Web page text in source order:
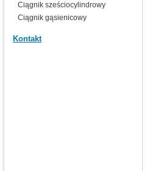
Ciągnik sześciocylindrowy
Ciągnik gąsienicowy
Kontakt